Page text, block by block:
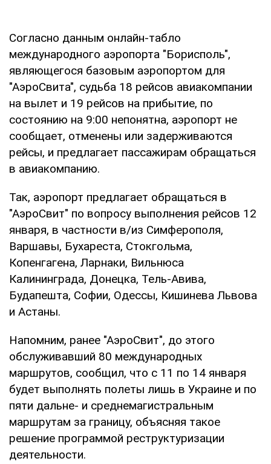
Согласно данным онлайн-табло
международного аэропорта "Борисполь",
являющегося базовым аэропортом для
"АэроСвита", судьба 18 рейсов авиакомпании
на вылет и 19 рейсов на прибытие, по
состоянию на 9:00 непонятна, аэропорт не
сообщает, отменены или задерживаются
рейсы, и предлагает пассажирам обращаться
в авиакомпанию.
Так, аэропорт предлагает обращаться в
"АэроСвит" по вопросу выполнения рейсов 12
января, в частности в/из Симферополя,
Варшавы, Бухареста, Стокгольма,
Копенгагена, Ларнаки, Вильнюса
Калининграда, Донецка, Тель-Авива,
Будапешта, Софии, Одессы, Кишинева Львова
и Астаны.
Напомним, ранее "АэроСвит", до этого
обслуживавший 80 международных
маршрутов, сообщил, что с 11 по 14 января
будет выполнять полеты лишь в Украине и по
пяти дальне- и среднемагистральным
маршрутам за границу, объясняя такое
решение программой реструктуризации
деятельности.